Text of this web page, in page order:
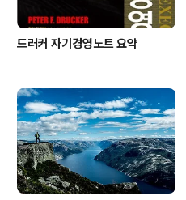
드러커 자기경영노트 요약